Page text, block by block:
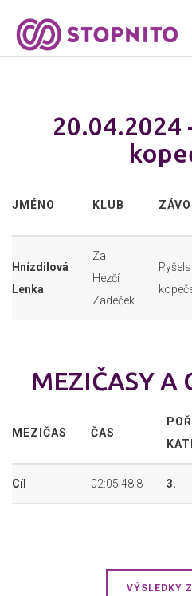
20.04.2024
JMÉNO KLUB
Hnízdilová
Lenka
Za
Hezčí
Zadeček
MEZIČASY A
MEZIČAS ČAS
Cíl 02:05:48.8 3.
VÝSLEDKY